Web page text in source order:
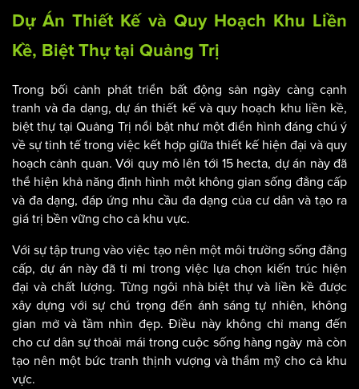
Dự Án Thiết Kế và Quy Hoạch Khu Liền
Kề, Biệt Thự tại Quảng Trị
Trong bối cảnh phát triển bất động sản ngày càng cạnh
tranh và đa dạng, dự án thiết kế và quy hoạch khu liền kề,
biệt thự tại Quảng Trị nổi bật như một điển hình đáng chú ý
về sự tinh tế trong việc kết hợp giữa thiết kế hiện đại và quy
hoạch cảnh quan. Với quy mô lên tới 15 hecta, dự án này đã
thể hiện khả năng định hình một không gian sống đẳng cấp
và đa dạng, đáp ứng nhu cầu đa dạng của cư dân và tạo ra
giá trị bền vững cho cả khu vực.
Với sự tập trung vào việc tạo nên một môi trường sống đẳng
cấp, dự án này đã tỉ mỉ trong việc lựa chọn kiến trúc hiện
đại và chất lượng. Từng ngôi nhà biệt thự và liền kề được
xây dựng với sự chú trọng đến ánh sáng tự nhiên, không
gian mở và tầm nhìn đẹp. Điều này không chỉ mang đến
cho cư dân sự thoải mái trong cuộc sống hàng ngày mà còn
tạo nên một bức tranh thịnh vượng và thẩm mỹ cho cả khu
vực.